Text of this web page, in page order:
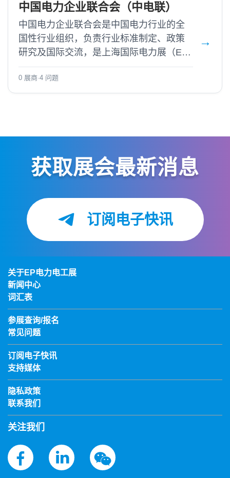
中国电力企业联合会（中电联）
中国电力企业联合会是中国电力行业的全
国性行业组织，负责行业标准制定、政策
研究及国际交流，是上海国际电力展（EP
Shanghai）的主办单位。
0 展商·4 问题
获取展会最新消息
订阅电子快讯
关于EP电力电工展
新闻中心
词汇表
参展查询/报名
常见问题
订阅电子快讯
支持媒体
隐私政策
联系我们
关注我们